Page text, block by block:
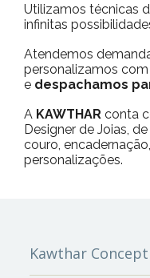
Utilizamos técnicas
infinitas
Atendemos
personalizamos
e despachamos
A KAWTHAR conta
Designer de Joias,
couro,
personalizações.
Kawthar Concept